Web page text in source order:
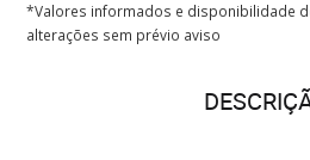
*Valores informados e disponibilidade
alterações sem prévio aviso